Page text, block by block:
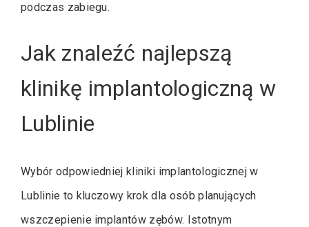
podczas zabiegu.
Jak znaleźć najlepszą
klinikę implantologiczną w
Lublinie
Wybór odpowiedniej kliniki implantologicznej w
Lublinie to kluczowy krok dla osób planujących
wszczepienie implantów zębów. Istotnym